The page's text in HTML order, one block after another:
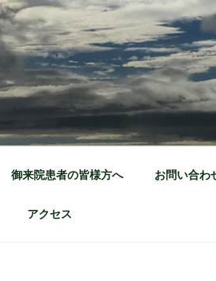
御来院患者の皆様方へ お問い合わ
アクセス